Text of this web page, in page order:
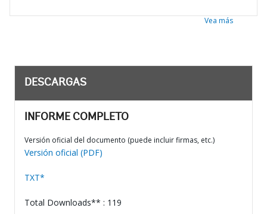
Vea más
DESCARGAS
INFORME COMPLETO
Versión oficial del documento (puede incluir firmas, etc.)
Versión oficial (PDF)
TXT*
Total Downloads** : 119